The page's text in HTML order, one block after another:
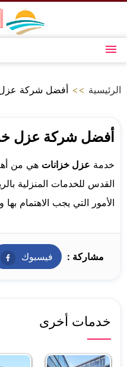
المحتوى
القائمة
الرئيسية >> أفضل شركة عزل
أفضل شركة عزل
خدمة عزل خزانات هي من
القدس للخدمات المنزلية
الأمور التي يجب الاهتمام
مشاركة : فيسبوك
خدمات أخرى